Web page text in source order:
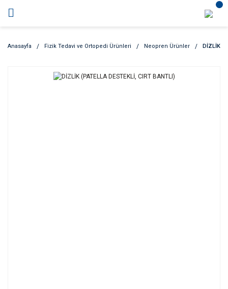
Anasayfa Fizik Tedavi ve Ortopedi Ürünleri Neopren Ürünler DİZLİK